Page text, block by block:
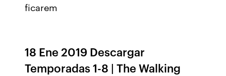
ficarem
18 Ene 2019 Descargar
Temporadas 1-8 | The Walking